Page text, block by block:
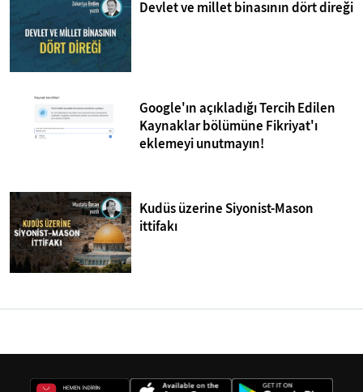
Devlet ve millet binasının dört direği
Google'ın açıkladığı Tercih Edilen
Kaynaklar bölümüne Fikriyat'ı
eklemeyi unutmayın!
Kudüs üzerine Siyonist-Mason
ittifakı